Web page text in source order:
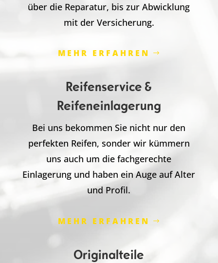
über die Reparatur, bis zur Abwicklung
mit der Versicherung.
MEHR ERFAHREN
Reifenservice &
Reifeneinlagerung
Bei uns bekommen Sie nicht nur den
perfekten Reifen, sonder wir kümmern
uns auch um die fachgerechte
Einlagerung und haben ein Auge auf Alter
und Profil.
MEHR ERFAHREN
Originalteile